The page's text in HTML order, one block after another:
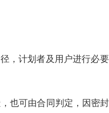
，计划者及用户进行必
也可由合同判定，因密